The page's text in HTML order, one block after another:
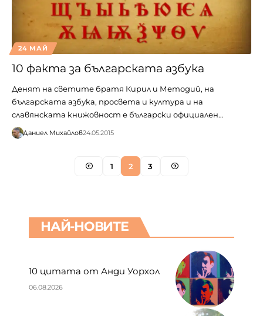
24 МАЙ
10 факта за българската азбука
Денят на светите братя Кирил и Методий, на
българската азбука, просвета и култура и на
славянската книжовност е български официален…
Даниел Михайлов24.05.2015
1 2 3
НАЙ-НОВИТЕ
10 цитата от Анди Уорхол
06.08.2026